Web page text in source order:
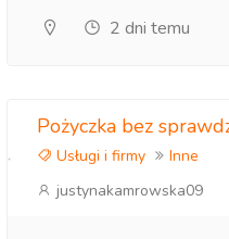
2 dni temu
Pożyczka bez
Usługi i firmy
Inne
justynakamrowska09